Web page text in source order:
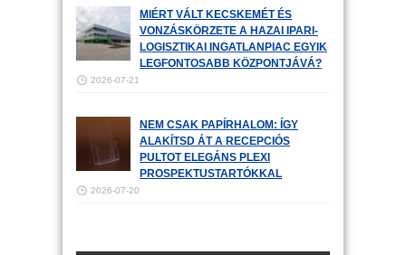
MIÉRT VÁLT KECSKEMÉT ÉS
VONZÁSKÖRZETE A HAZAI IPARI-
LOGISZTIKAI INGATLANPIAC EGYIK
LEGFONTOSABB KÖZPONTJÁVÁ?
2026-07-21
NEM CSAK PAPÍRHALOM: ÍGY
ALAKÍTSD ÁT A RECEPCIÓS
PULTOT ELEGÁNS PLEXI
PROSPEKTUSTARTÓKKAL
2026-07-20